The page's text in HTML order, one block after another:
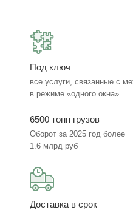
Под ключ
все услуги, связанные с
в режиме «одного окна»
6500 тонн грузов
Оборот за 2025 год более
1.6 млрд руб
Доставка в срок